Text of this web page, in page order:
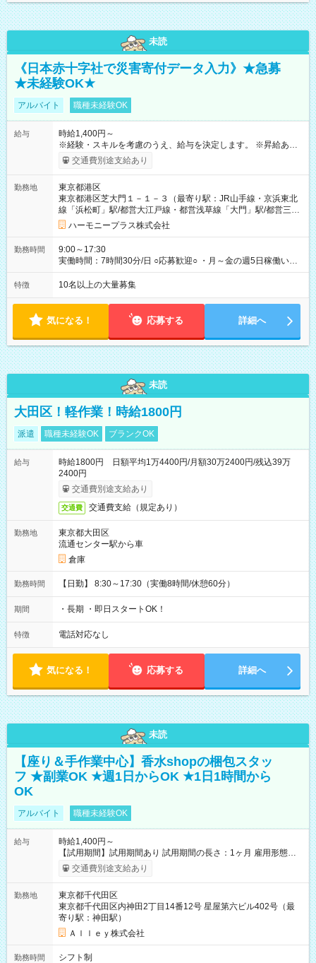
未読
《日本赤十字社で災害寄付データ入力》★急募
★未経験OK★
アルバイト 職種未経験OK
給与
時給1,400円～
※経験・スキルを考慮のうえ、給与を決定します。 ※昇給あり
（勤務実績・評価による） ※残業が発生した場合は、時間外手
当を全額支給します。 ※交通費支給（月額上限50,000円／当社
間中も給与・待遇に変更はありません。 【試用期間】試用期間
あり 試用期間の長さ：1ヶ月 雇用形態、給与は本採用時と同じ
です。 試用期間中は、健康保険などの福利厚生の一部が制限さ
れる可能性があります。
交通費別途支給あり
勤務地
東京都港区
東京都港区芝大門１－１－３（最寄り駅：JR山手線・京浜東北
線「浜松町」駅/都営大江戸線・都営浅草線「⼤⾨」駅/都営三田
線「御成⾨」駅）
ハーモニープラス株式会社
勤務時間
9:00～17:30
実働時間：7時間30分/日 ○応募歓迎○ ・月～金の週5日稼働いた
だける方 ・実働時間：7.5時間（休憩1時間）
特徴 10名以上の大量募集
気になる！ 応募する 詳細へ
未読
大田区！軽作業！時給1800円
派遣 職種未経験OK ブランクOK
給与
時給1800円 日額平均1万4400円/月額30万2400円/残込39万
2400円
交通費別途支給あり
交通費 交通費支給（規定あり）
勤務地
東京都大田区
流通センター駅から車
倉庫
勤務時間 【日勤】 8:30～17:30（実働8時間/休憩60分）
期間 ・長期 ・即日スタートOK！
特徴 電話対応なし
気になる！ 応募する 詳細へ
未読
【座り＆手作業中心】香水shopの梱包スタッ
フ ★副業OK ★週1日からOK ★1日1時間から
OK
アルバイト 職種未経験OK
給与
時給1,400円～
【試用期間】試用期間あり 試用期間の長さ：1ヶ月 雇用形態、
給与は本採用時と同じです。
交通費別途支給あり
勤務地
東京都千代田区
東京都千代田区内神田2丁目14番12号 星屋第六ビル402号（最
寄り駅：神田駅）
Ａｌｌｅｙ株式会社
勤務時間
シフト制